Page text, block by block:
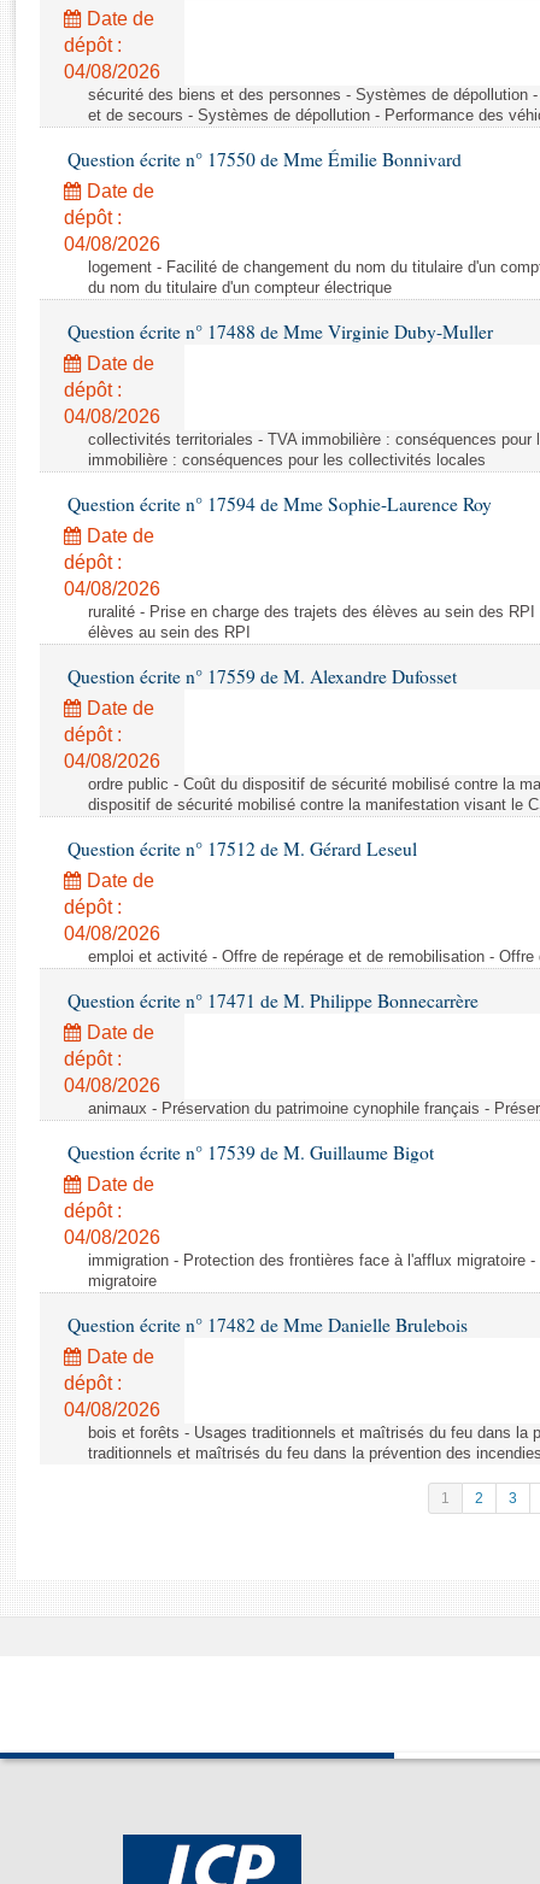
Rapports législatifs
Rapports sur l'application des lois
Baromètre de l’application des lois
Dossiers législatifs
Budget et sécurité sociale
Questions écrites et orales
Comptes rendus des débats
Date de
dépôt :
04/08/2026
sécurité des biens et des personnes - Systèmes de dépollution
et de secours - Systèmes de dépollution - Performance des
Question écrite n° 17550 de Mme Émilie Bonnivard
Date de
dépôt :
04/08/2026
logement - Facilité de changement du nom du titulaire d'un
du nom du titulaire d'un compteur électrique
Question écrite n° 17488 de Mme Virginie Duby-Muller
Date de
dépôt :
04/08/2026
collectivités territoriales - TVA immobilière : conséquences
immobilière : conséquences pour les collectivités locales
Question écrite n° 17594 de Mme Sophie-Laurence Roy
Date de
dépôt :
04/08/2026
ruralité - Prise en charge des trajets des élèves au sein des
élèves au sein des RPI
Question écrite n° 17559 de M. Alexandre Dufosset
Date de
dépôt :
04/08/2026
ordre public - Coût du dispositif de sécurité mobilisé contre la
dispositif de sécurité mobilisé contre la manifestation visant le
Question écrite n° 17512 de M. Gérard Leseul
Date de
dépôt :
04/08/2026
emploi et activité - Offre de repérage et de remobilisation -
Question écrite n° 17471 de M. Philippe Bonnecarrère
Date de
dépôt :
04/08/2026
animaux - Préservation du patrimoine cynophile français -
Question écrite n° 17539 de M. Guillaume Bigot
Date de
dépôt :
04/08/2026
immigration - Protection des frontières face à l'afflux migratoire
migratoire
Question écrite n° 17482 de Mme Danielle Brulebois
Date de
dépôt :
04/08/2026
bois et forêts - Usages traditionnels et maîtrisés du feu dans la
traditionnels et maîtrisés du feu dans la prévention des
1 2 3